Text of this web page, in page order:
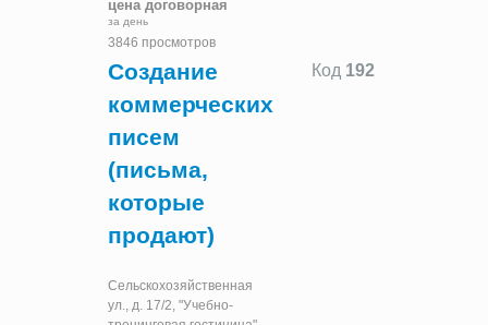
цена договорная
за день
3846 просмотров
Код 192
Создание
коммерческих
писем
(письма,
которые
продают)
Сельскохозяйственная
ул., д. 17/2, "Учебно-